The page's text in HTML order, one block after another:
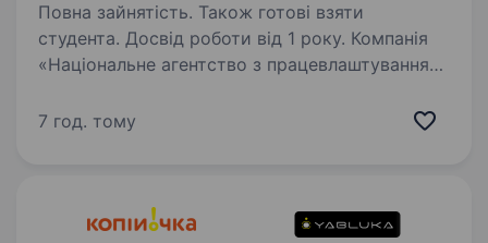
Повна зайнятість. Також готові взяти
студента. Досвід роботи від 1 року. Компанія
«Національне агентство з працевлаштування»
на ринку праці в Україні. Ми спеціалізуємося
7 год. тому